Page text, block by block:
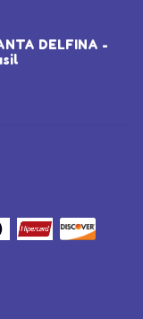
DELFINA -